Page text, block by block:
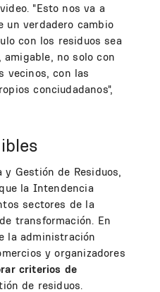
"Esto nos va a
un verdadero cambio
con los residuos sea
no solo con
vecinos, con las
conciudadanos",
Gestión de Residuos,
la Intendencia
sectores de la
transformación. En
la administración
y organizadores
criterios de
de residuos.